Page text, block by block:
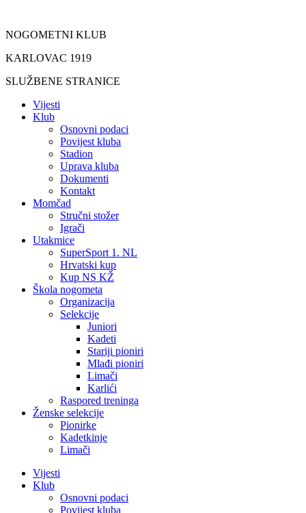
sadržaj
NOGOMETNI KLUB
KARLOVAC 1919
SLUŽBENE STRANICE
Vijesti
Klub
Osnovni podaci
Povijest kluba
Stadion
Uprava kluba
Dokumenti
Kontakt
Momčad
Stručni stožer
Igrači
Utakmice
SuperSport 1. NL
Hrvatski kup
Kup NS KŽ
Škola nogometa
Organizacija
Selekcije
Juniori
Kadeti
Stariji pioniri
Mlađi pioniri
Limači
Karlići
Raspored treninga
Ženske selekcije
Pionirke
Kadetkinje
Limači
Vijesti
Klub
Osnovni podaci
Povijest kluba